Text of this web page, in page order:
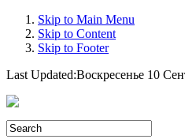
Skip to Main Menu
Skip to Content
Skip to Footer
Last Updated:Воскресенье 10